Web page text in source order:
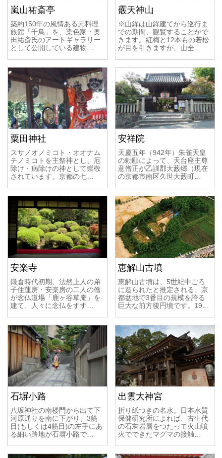
嵐山祐斎亭
築約150年の風情ある元料理
旅館「千鳥」を、染色家・奥
田祐斎氏のアートギャラリー
として公開している建物…
霰天神山
※山鉾は山鉾建てから巡行ま
での期間、観覧することがで
きます。紅梅と12本もの若松
が目を引きますが、山全…
粟田神社
スサノオノミコト・オオナム
チノミコトを主祭神とし、厄
除け・病除けの神として崇敬
されています。京都の七…
安祥院
天慶五年（942年）朱雀天皇
の勅願によって、天台座主尊
意僧正が乙訓郡大藪郷（現在
の京都市南区久世大藪町…
安楽寺
鎌倉時代初期、法然上人の弟
子住蓮房・安楽房の二人の僧
が念仏道場「鹿ヶ谷草庵」を
建て、人々に念仏をすす…
恵解山古墳
恵解山古墳は、5世紀中ごろ
に造られたと推定される、京
都盆地で3番目の規模を誇る
巨大な前方後円墳です。19…
石塀小路
八坂神社の南楼門から出て下
河原通りを南に下がり、3筋
目(もしくは4筋目)の左手にあ
る細い路地が石塀小路で…
出雲大神宮
折り紙つきの名水。日本水質
保健研究所によれば、古生代
の石灰岩層をつたって火山噴
火でできたマグマの接触…